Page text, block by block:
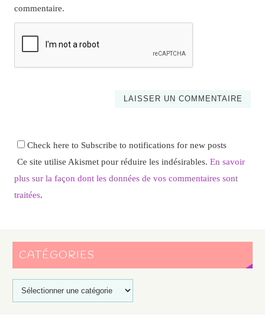
commentaire.
Check here to Subscribe to notifications for new posts
Ce site utilise Akismet pour réduire les indésirables. En savoir
plus sur la façon dont les données de vos commentaires sont
traitées.
CATÉGORIES